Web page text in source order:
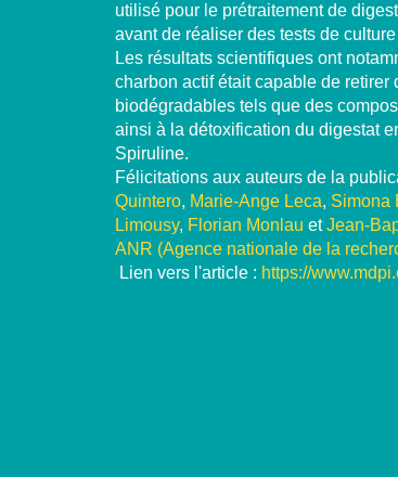
utilisé pour le prétraitement de
avant de réaliser des tests de
Les résultats scientifiques ont
charbon actif était capable de
biodégradables tels que des
ainsi à la détoxification du digestat
Spiruline.
Félicitations aux auteurs de la
Quintero, Marie-Ange Leca, Simona
Limousy, Florian Monlau etJean-
ANR (Agence nationale de la
Lien vers l'article : https://